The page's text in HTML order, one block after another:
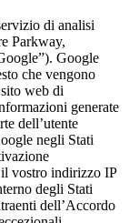
di analisi
Parkway,
Google
che vengono
web di
generate
dell’utente
negli Stati
il vostro indirizzo IP
degli Stati
dell’Accordo